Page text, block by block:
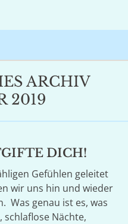
ARCHIV
2019
DICH!
Gefühlen geleitet
wir uns hin und wieder
Was genau ist es, was
Nächte,